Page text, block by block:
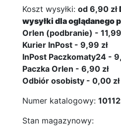
Koszt wysyłki: od 6,90 zł
wysyłki dla oglądanego
Orlen (podbranie) - 11,99
Kurier InPost - 9,99 zł
InPost Paczkomaty24 -
Paczka Orlen - 6,90 zł
Odbiór osobisty - 0,00 zł
Numer katalogowy:
Stan magazynowy: